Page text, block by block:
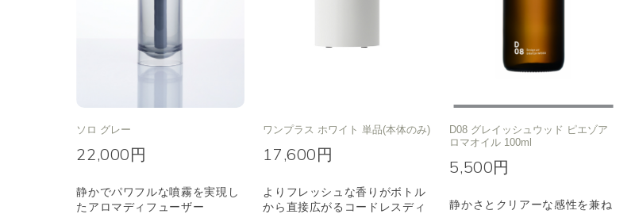
ソロ グレー
22,000円
静かでパワフルな噴霧を実現し
たアロマディフューザー
ワンプラス ホワイト 単品(本体のみ)
17,600円
よりフレッシュな香りがボトル
から直接広がるコードレスディ
D08 グレイッシュウッド ピエゾア
ロマオイル 100ml
5,500円
静かさとクリアーな感性を兼ね